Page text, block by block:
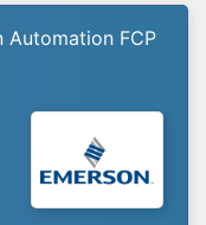
Automation FCP